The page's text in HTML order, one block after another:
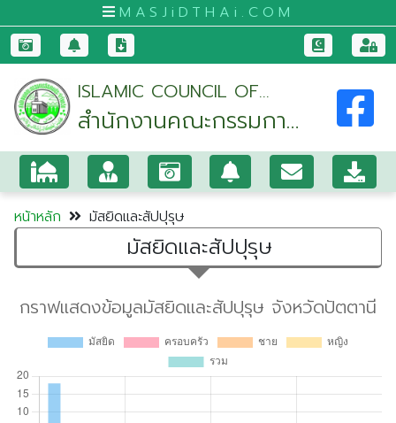
MASJiDTHAi.COM
หน้า
หลัก
มัสยิด
และ
สัป
ปุ
รุษ
กระบี่
ขอนแก่น
จันทบุรี
ชุมพร
ตรัง
ISLAMIC COUNCIL OF
PATTANI PROVINCE
สำนักงานคณะกรรมการ
อิสลามประจำจังหวัด
ปัตตานี
หน้าหลัก มัสยิดและสัปปุรุษ
มัสยิดและสัปปุรุษ